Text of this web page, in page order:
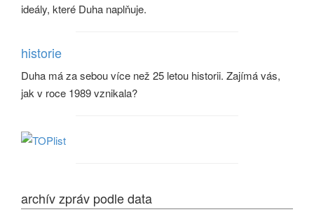
ideály, které Duha naplňuje.
historie
Duha má za sebou více než 25 letou historii. Zajímá vás,
jak v roce 1989 vznikala?
archív zpráv podle data